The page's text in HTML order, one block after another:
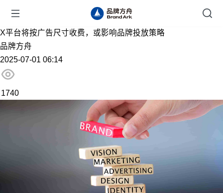
X平台将按广告尺寸收费，或影响品牌投放策略
品牌方舟
2025-07-01 06:14
1740